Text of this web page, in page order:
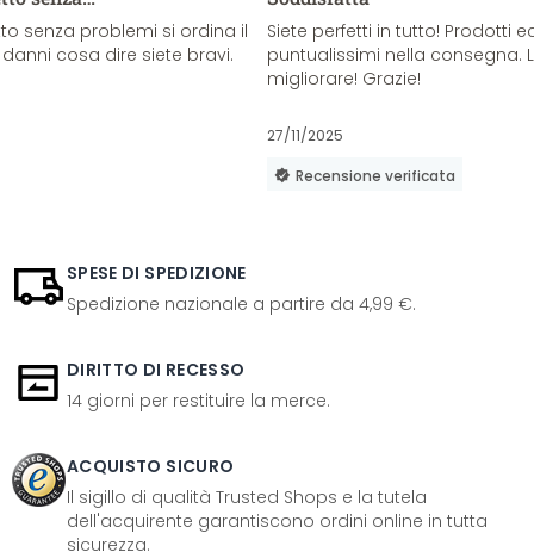
senza problemi si ordina il
cosa dire siete bravi.
Siete perfetti in tutto! Prodotti
puntualissimi nella consegna.
migliorare! Grazie!
27/11/2025
Recensione verificata
SPESE DI SPEDIZIONE
Spedizione nazionale a partire da 4,99 €.
DIRITTO DI RECESSO
14 giorni per restituire la merce.
ACQUISTO SICURO
Il sigillo di qualità Trusted Shops e la tutela
dell'acquirente garantiscono ordini online in tutta
sicurezza.